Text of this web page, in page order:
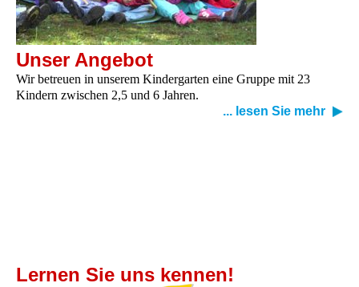
Unser Angebot
Wir betreuen in unserem Kindergarten eine Gruppe mit 23
Kindern zwischen 2,5 und 6 Jahren.
... lesen Sie mehr
Lernen Sie uns kennen!